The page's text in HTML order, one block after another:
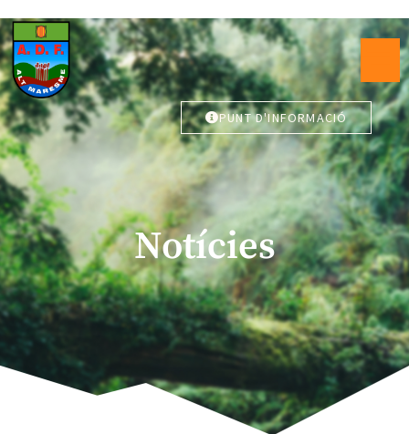
PUNT D'INFORMACIÓ
Notícies